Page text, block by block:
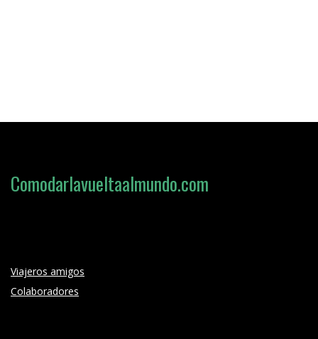
Loading search form...
Comodarlavueltaalmundo.com
Viajeros amigos
Colaboradores